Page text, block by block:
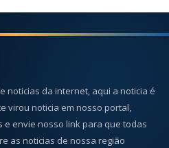
noticias da internet, aqui a noticia é
virou noticia em nosso portal,
e envie nosso link para que todas
as noticias de nossa região